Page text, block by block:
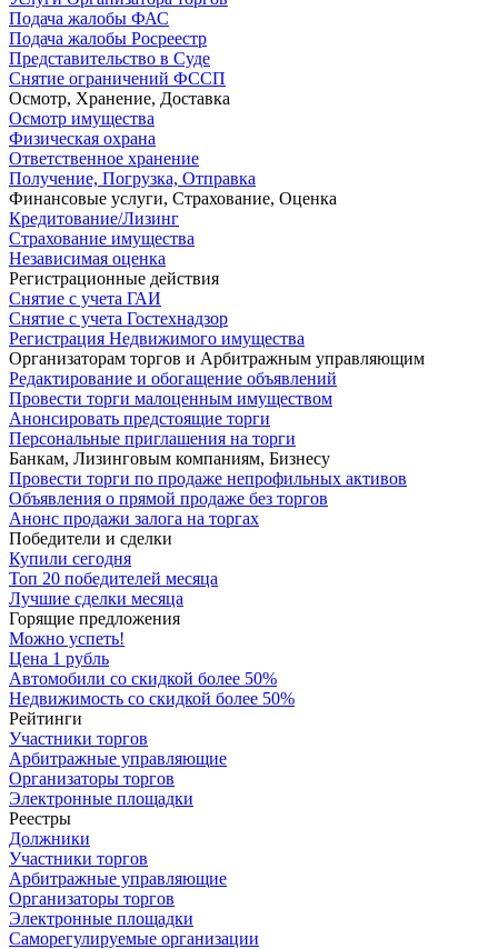
Подача жалобы ФАС
Подача жалобы Росреестр
Представительство в Суде
Снятие ограничений ФССП
Осмотр, Хранение, Доставка
Осмотр имущества
Физическая охрана
Ответственное хранение
Получение, Погрузка, Отправка
Финансовые услуги, Страхование, Оценка
Кредитование/Лизинг
Страхование имущества
Независимая оценка
Регистрационные действия
Снятие с учета ГАИ
Снятие с учета Гостехнадзор
Регистрация Недвижимого имущества
Организаторам торгов и Арбитражным управляющим
Редактирование и обогащение объявлений
Провести торги малоценным имуществом
Анонсировать предстоящие торги
Персональные приглашения на торги
Банкам, Лизинговым компаниям, Бизнесу
Провести торги по продаже непрофильных активов
Объявления о прямой продаже без торгов
Анонс продажи залога на торгах
Победители и сделки
Купили сегодня
Топ 20 победителей месяца
Лучшие сделки месяца
Горящие предложения
Можно успеть!
Цена 1 рубль
Автомобили со скидкой более 50%
Недвижимость со скидкой более 50%
Рейтинги
Участники торгов
Арбитражные управляющие
Организаторы торгов
Электронные площадки
Реестры
Должники
Участники торгов
Арбитражные управляющие
Организаторы торгов
Электронные площадки
Саморегулируемые организации